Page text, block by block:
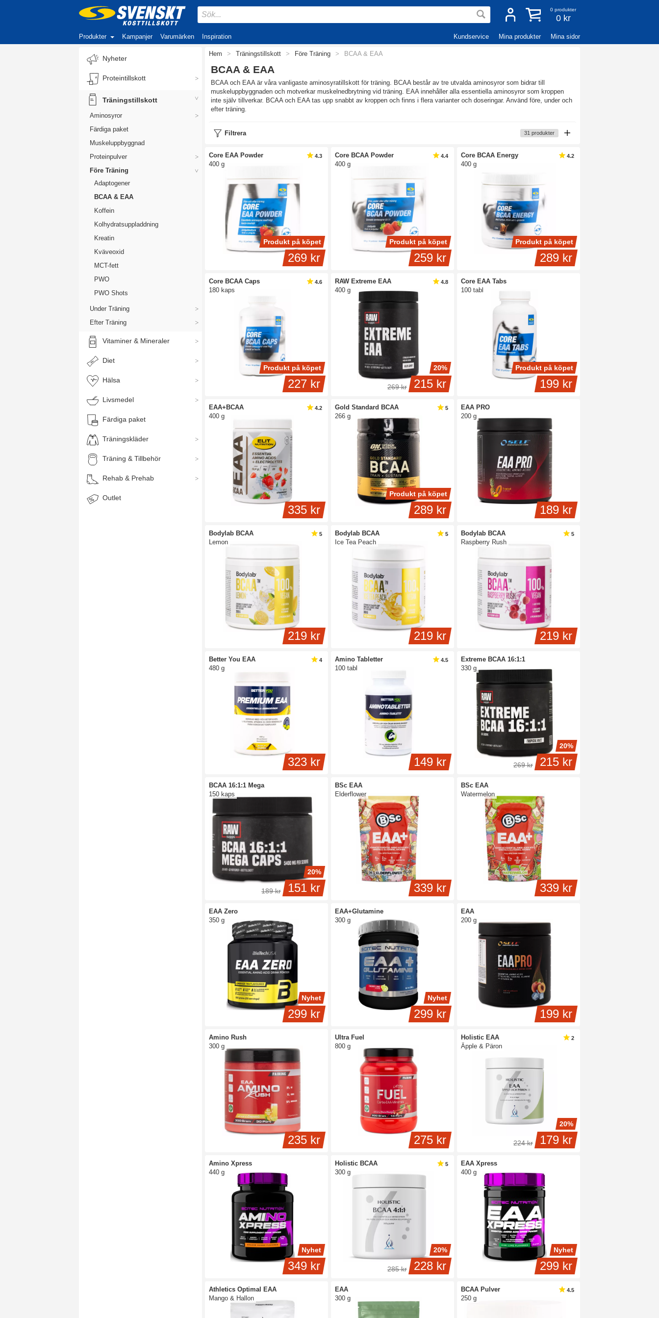
0 produkter
0 kr
Produkter Kampanjer Varumärken Inspiration Kundservice Mina produkter Mina sidor
Nyheter
Proteintillskott
Träningstillskott
Aminosyror
Färdiga paket
Muskeluppbyggnad
Proteinpulver
Före Träning
Adaptogener
BCAA & EAA
Koffein
Kolhydratsuppladdning
Kreatin
Kväveoxid
MCT-fett
PWO
PWO Shots
Under Träning
Efter Träning
Vitaminer & Mineraler
Diet
Hälsa
Livsmedel
Färdiga paket
Träningskläder
Träning & Tillbehör
Rehab & Prehab
Outlet
Hem > Träningstillskott > Före Träning > BCAA & EAA
BCAA & EAA
BCAA och EAA är våra vanligaste aminosyratillskott för träning. BCAA består av tre utvalda aminosyror som bidrar till
muskeluppbyggnaden och motverkar muskelnedbrytning vid träning. EAA innehåller alla essentiella aminosyror som kroppen
inte själv tillverkar. BCAA och EAA tas upp snabbt av kroppen och finns i flera varianter och doseringar. Använd före, under och
efter träning.
Filtrera 31 produkter
Core EAA Powder
400 g
Produkt på köpet
269 kr
4.3
Core BCAA Powder
400 g
Produkt på köpet
259 kr
4.4
Core BCAA Energy
400 g
Produkt på köpet
289 kr
4.2
Core BCAA Caps
180 kaps
Produkt på köpet
227 kr
4.6
RAW Extreme EAA
400 g
20%
215 kr
269 kr
4.8
Core EAA Tabs
100 tabl
Produkt på köpet
199 kr
EAA+BCAA
400 g
335 kr
4.2
Gold Standard BCAA
266 g
Produkt på köpet
289 kr
5
EAA PRO
200 g
189 kr
Bodylab BCAA
Lemon
219 kr
5
Bodylab BCAA
Ice Tea Peach
219 kr
5
Bodylab BCAA
Raspberry Rush
219 kr
5
Better You EAA
480 g
323 kr
4
Amino Tabletter
100 tabl
149 kr
4.5
Extreme BCAA 16:1:1
330 g
20%
215 kr
269 kr
BCAA 16:1:1 Mega
150 kaps
20%
151 kr
189 kr
BSc EAA
Elderflower
339 kr
BSc EAA
Watermelon
339 kr
EAA Zero
350 g
Nyhet
299 kr
EAA+Glutamine
300 g
Nyhet
299 kr
EAA
200 g
199 kr
Amino Rush
300 g
235 kr
Ultra Fuel
800 g
275 kr
Holistic EAA
Äpple & Päron
20%
179 kr
224 kr
2
Amino Xpress
440 g
Nyhet
349 kr
Holistic BCAA
300 g
20%
228 kr
285 kr
5
EAA Xpress
400 g
Nyhet
299 kr
Athletics Optimal EAA
Mango & Hallon
EAA
300 g
BCAA Pulver
250 g
4.5